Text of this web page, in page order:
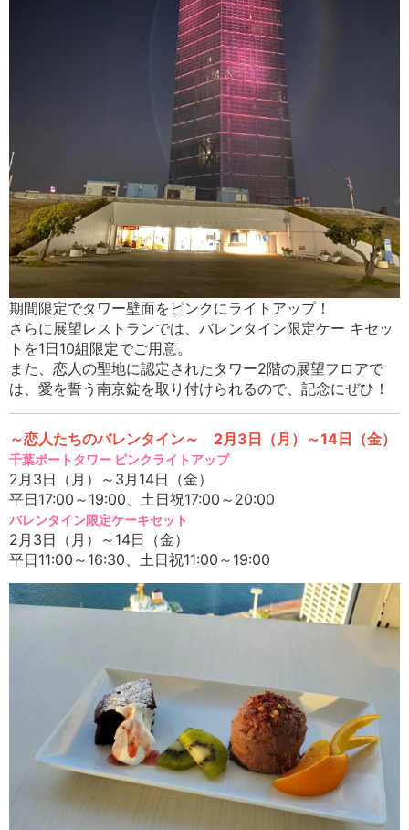
期間限定でタワー壁面をピンクにライトアップ！
さらに展望レストランでは、バレンタイン限定ケー キセッ
トを1日10組限定でご用意。
また、恋人の聖地に認定されたタワー2階の展望フロアで
は、愛を誓う南京錠を取り付けられるので、記念にぜひ！
～恋人たちのバレンタイン～ 2月3日（月）～14日（金）
千葉ポートタワー ピンクライトアップ
2月3日（月）～3月14日（金）
平日17:00～19:00、土日祝17:00～20:00
バレンタイン限定ケーキセット
2月3日（月）～14日（金）
平日11:00～16:30、土日祝11:00～19:00